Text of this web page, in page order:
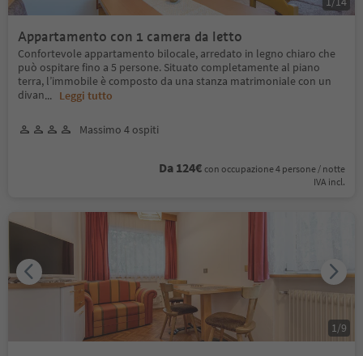
Appartamento con 1 camera da letto
Confortevole appartamento bilocale, arredato in legno chiaro che
può ospitare fino a 5 persone. Situato completamente al piano
terra, l’immobile è composto da una stanza matrimoniale con un
divan... Leggi tutto
Massimo 4 ospiti
Da 124€ con occupazione 4 persone / notte
IVA incl.
1 /9